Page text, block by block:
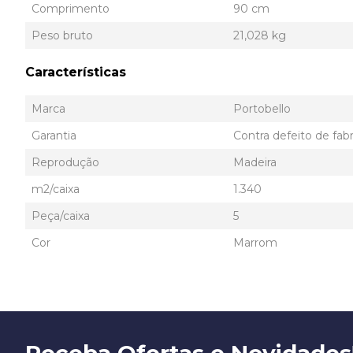
Comprimento
90 cm
Peso bruto
21,028 kg
Características
Marca
Portobello
Garantia
Contra defeito de
Reprodução
Madeira
m2/caixa
1.340
Peça/caixa
5
Cor
Marrom